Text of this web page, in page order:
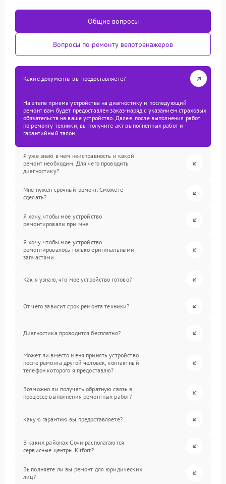
Общие вопросы
Вопросы по ремонту велотренажеров
Какие документы вы предоставляете?
На этапе приема устройства на диагностику и последующий
ремонт вам будет предоставлен заказ-наряд с указанием страховых
обязательств на ваше устройство. Далее, после выполнения работ
по ремонту техники, вы получите акт выполненных работ и
гарантийный талон.
Я уже знаю в чем неисправность и какой
ремонт необходим. Для чего проводить
диагностику?
Мне нужен срочный ремонт. Сможете
сделать?
Я хочу, чтобы мое устройство
ремонтировали при мне.
Я хочу, чтобы мое устройство
ремонтировалось только оригинальными
запчастями.
Как я узнаю, что мое устройство готово?
От чего зависит срок ремонта техники?
Диагностика проводится бесплатно?
Может ли вместо меня принять устройство
после ремонта другой человек, контактный
телефон которого я предоставлю?
Возможно ли получать обратную связь в
процессе выполнения ремонтных работ?
Какую гарантию вы предоставляете?
В каких районах Сочи располагаются
сервисные центры Kitfort?
Выполняете ли вы ремонт для юридических
лиц?